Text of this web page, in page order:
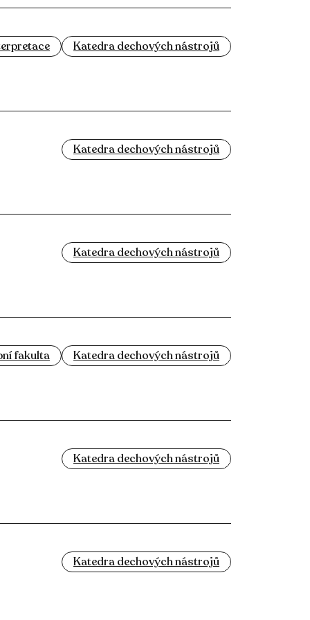
Katedra dechových nástrojů
Katedra dechových nástrojů
Katedra dechových nástrojů
fakulta Katedra dechových nástrojů
Katedra dechových nástrojů
Katedra dechových nástrojů